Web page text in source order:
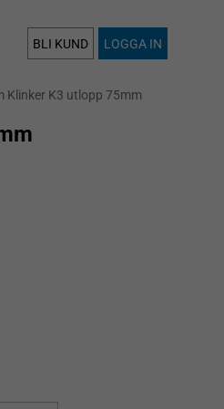
BLI KUND LOGGA IN
Klinker K3 utlopp 75mm